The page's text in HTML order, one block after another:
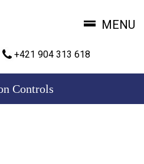
MENU
+421 904 313 618
Controls